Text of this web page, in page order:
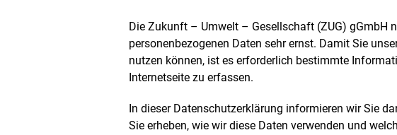
Die Zukunft – Umwelt – Gesellschaft (ZUG) gGmbH
personenbezogenen Daten sehr ernst. Damit Sie
nutzen können, ist es erforderlich bestimmte
Internetseite zu erfassen.
In dieser Datenschutzerklärung informieren wir Sie
Sie erheben, wie wir diese Daten verwenden und